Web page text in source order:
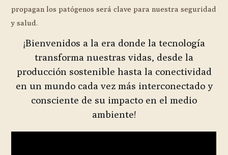
propagan los patógenos será clave para nuestra seguridad
y salud.
¡Bienvenidos a la era donde la tecnología
transforma nuestras vidas, desde la
producción sostenible hasta la conectividad
en un mundo cada vez más interconectado y
consciente de su impacto en el medio
ambiente!